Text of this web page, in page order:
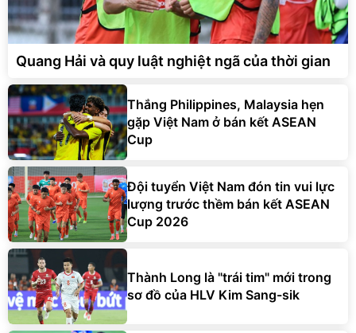
Quang Hải và quy luật nghiệt ngã của thời gian
Thắng Philippines, Malaysia hẹn
gặp Việt Nam ở bán kết ASEAN
Cup
Đội tuyển Việt Nam đón tin vui lực
lượng trước thềm bán kết ASEAN
Cup 2026
Thành Long là "trái tim" mới trong
sơ đồ của HLV Kim Sang-sik